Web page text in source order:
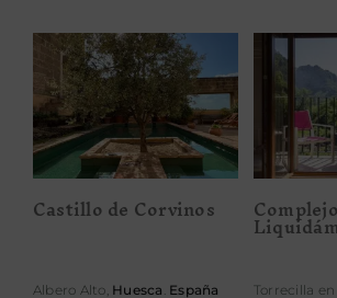
Castillo de
Corvinos
Castillo de Corvinos
Albero Alto, Huesca . España Torrecilla